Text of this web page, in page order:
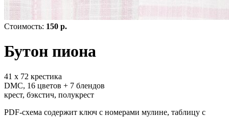
Стоимость: 150 р.
Бутон пиона
41 х 72 крестика
DMC, 16 цветов + 7 блендов
крест, бэкстич, полукрест
PDF-схема содержит ключ с номерами мулине, таблицу с